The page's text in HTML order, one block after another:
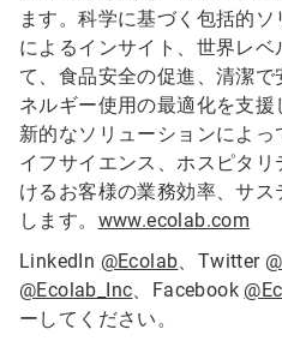
ます。科学に基づく包括的
によるインサイト、世界レ
て、食品安全の促進、清潔
ネルギー使用の最適化を支
新的なソリューションによ
イフサイエンス、ホスピタ
けるお客様の業務効率、サ
します。 www.ecolab.com
LinkedIn @Ecolab、Twitter
@Ecolab_Inc、Facebook
ーしてください。